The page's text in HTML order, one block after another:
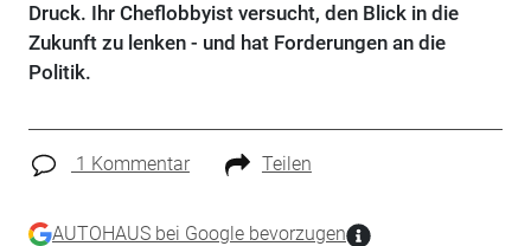
Druck. Ihr Cheflobbyist versucht, den Blick in die
Zukunft zu lenken - und hat Forderungen an die
Politik.
1 Kommentar Teilen
AUTOHAUS bei Google bevorzugen